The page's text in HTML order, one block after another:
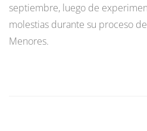
septiembre, luego de
molestias durante su proceso
Menores.